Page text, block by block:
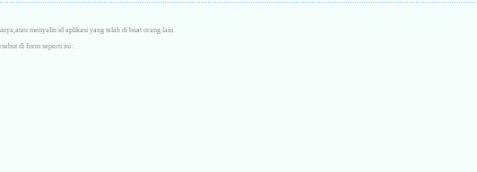
menyalin id aplikasi yang telah di buat orang lain.
di form seperti ini :